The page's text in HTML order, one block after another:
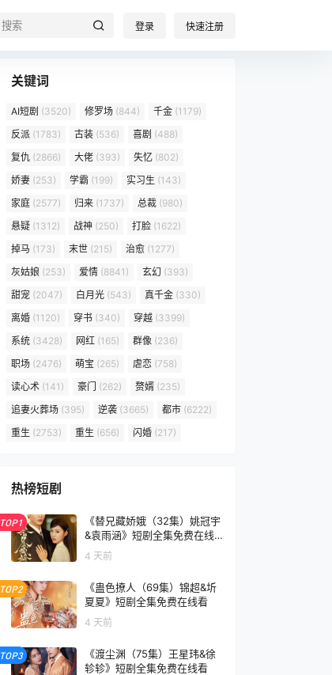
登录 快速注册
关键词
AI短剧 (3520) 修罗场 (844) 千金 (1179)
反派 (1783) 古装 (536) 喜剧 (488)
复仇 (2866) 大佬 (393) 失忆 (802)
娇妻 (253) 学霸 (199) 实习生 (143)
家庭 (2577) 归来 (1737) 总裁 (980)
悬疑 (1312) 战神 (250) 打脸 (1622)
掉马 (173) 末世 (215) 治愈 (1277)
灰姑娘 (253) 爱情 (8841) 玄幻 (393)
甜宠 (2047) 白月光 (543) 真千金 (330)
离婚 (1120) 穿书 (340) 穿越 (3399)
系统 (3428) 网红 (165) 群像 (236)
职场 (2476) 萌宝 (265) 虐恋 (758)
读心术 (141) 豪门 (262) 赘婿 (235)
追妻火葬场 (395) 逆袭 (3665) 都市 (6222)
重生 (2753) 重生 (656) 闪婚 (217)
热榜短剧
TOP1
《替兄藏娇娥（32集）姚冠宇
&袁雨涵》短剧全集免费在线
看
4 天前
TOP2
《蛊色撩人（69集）锦超&圻
夏夏》短剧全集免费在线看
4 天前
TOP3
《渡尘渊（75集）王星玮&徐
轸轸》短剧全集免费在线看